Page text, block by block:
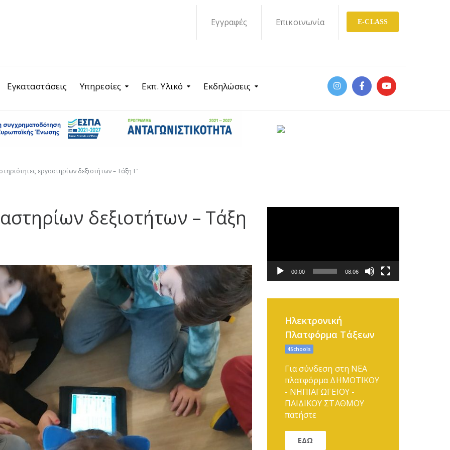
E-CLASS
Εγγραφές Επικοινωνία
Εγκαταστάσεις Υπηρεσίες Εκπ. Υλικό Εκδηλώσεις
εργαστηρίων δεξιοτήτων – Τάξη Γ’
δεξιοτήτων – Τάξη
00:00 08:06
Ηλεκτρονική
Πλατφόρμα Τάξεων
4Schools
Για σύνδεση στη ΝΕΑ
πλατφόρμα ΔΗΜΟΤΙΚΟΥ
- ΝΗΠΙΑΓΩΓΕΙΟΥ -
ΠΑΙΔΙΚΟΥ ΣΤΑΘΜΟΥ
πατήστε
ΕΔΩ